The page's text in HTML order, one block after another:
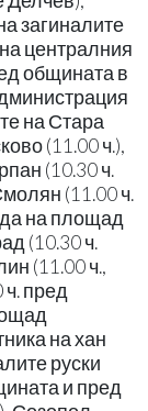
загиналите
централния
общината в
на Стара
(11.00 ч.),
(10.30 ч.
(11.00 ч.
на площад
(10.30 ч.
(11.00 ч.,
пред
на хан
руски
и пред